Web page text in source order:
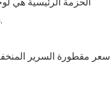
سعة التطبيق وعمر الخدمة لمقطورة السرير المنخفضة.
سعر مقطورة السرير المنخفض المحور 3 منافسة للغاية ، وقد تم تصديره إلى